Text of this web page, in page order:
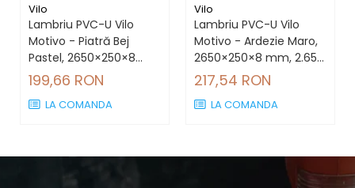
Vilo
Lambriu PVC-U Vilo
Motivo - Piatră Bej
Pastel, 2650×250×8
mm, 2.65 mp/cutie (4
bucăți)
199,66 RON
LA COMANDA
Vilo
Lambriu PVC-U Vilo
Motivo - Ardezie Maro,
2650×250×8 mm, 2.65
mp/cutie (4 bucăți)
217,54 RON
LA COMANDA